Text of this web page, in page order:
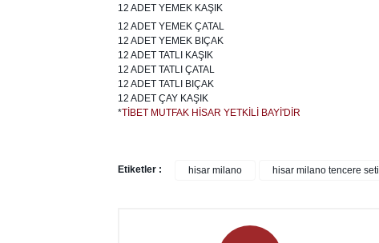
12 ADET YEMEK KAŞIK
12 ADET YEMEK ÇATAL
12 ADET YEMEK BIÇAK
12 ADET TATLI KAŞIK
12 ADET TATLI ÇATAL
12 ADET TATLI BIÇAK
12 ADET ÇAY KAŞIK
*TİBET MUTFAK HİSAR YETKİLİ BAYİ'DİR
Etiketler : hisar milano hisar milano tencere seti